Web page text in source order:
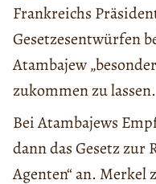
Frankreichs
Gesetzesentwürfen
Atambajew
zukommen zu lassen.
Bei Atambajews
dann das Gesetz zur
Agenten“ an.